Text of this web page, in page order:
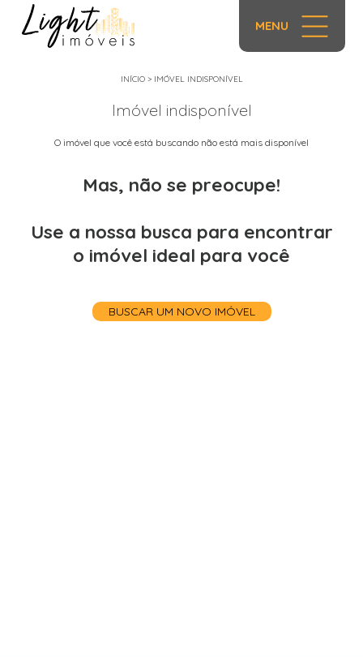
MENU
INÍCIO> IMÓVEL INDISPONÍVEL
Imóvel indisponível
O imóvel que você está buscando não está mais disponível
Mas, não se preocupe!
Use a nossa busca para encontrar
o imóvel ideal para você
BUSCAR UM NOVO IMÓVEL